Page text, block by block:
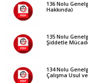
136 Nolu
Hakkında)
135 Nolu
Şiddetle
134 Nolu
Çalışma Usul